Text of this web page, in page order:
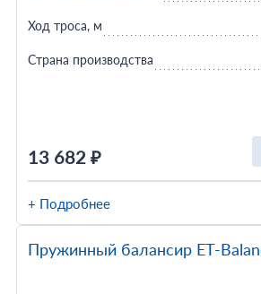
13 682 ₽
Ход троса, м
Страна производства
+ Подробнее
Пружинный балансир ET-